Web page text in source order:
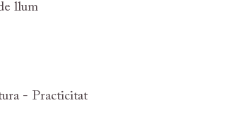
llum
- Practicitat